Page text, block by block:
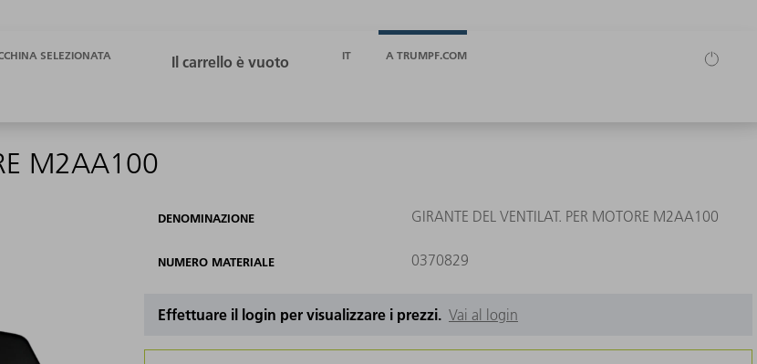
SELEZIONATA IT A TRUMPF.COM
M2AA100
DENOMINAZIONE GIRANTE DEL VENTILAT. PER MOTORE M2AA100
NUMERO MATERIALE 0370829
Effettuare il login per visualizzare i prezzi. Vai al login